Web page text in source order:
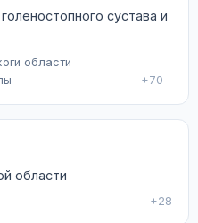
сустава и
области
+70
области
+28